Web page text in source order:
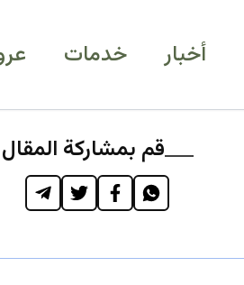
أخبار خدمات
قم بمشاركة المقال